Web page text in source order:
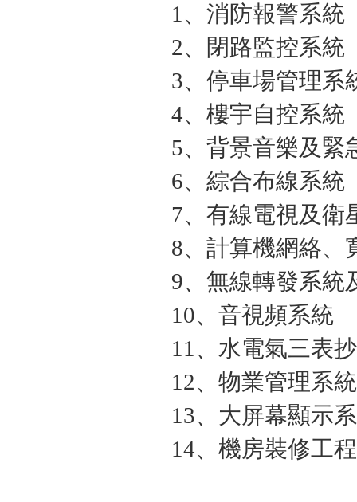
1、消防報警系統
2、閉路監控系統
3、停車場管理系
4、樓宇自控系統
5、背景音樂及緊
6、綜合布線系統
7、有線電視及衛
8、計算機網絡、
9、無線轉發系統
10、音視頻系統
11、水電氣三表
12、物業管理系統
13、大屏幕顯示
14、機房裝修工程